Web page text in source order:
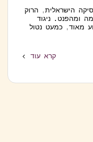
הישראלית, הרוק
ומהפנט. ניגוד
מאוד, כמעט נטול
קרא עוד